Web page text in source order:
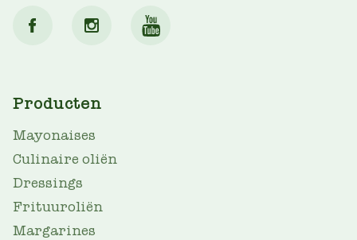
MAIN
NAV
Producten
Mayonaises
Culinaire oliën
Dressings
Frituuroliën
Margarines